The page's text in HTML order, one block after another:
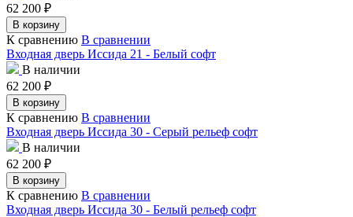
62 200 ₽
В корзину
К сравнению В сравнении
Входная дверь Иссида 21 - Белый софт
В наличии
62 200 ₽
В корзину
К сравнению В сравнении
Входная дверь Иссида 30 - Серый рельеф софт
В наличии
62 200 ₽
В корзину
К сравнению В сравнении
Входная дверь Иссида 30 - Белый рельеф софт